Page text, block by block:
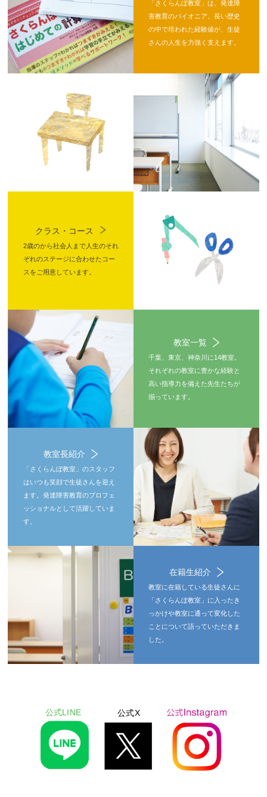
「さくらんぼ教室」は、発達障
害教育のパイオニア。長い歴史
の中で培われた経験値が、生徒
さんの人生を力強く支えます。
クラス・コース
2歳のから社会人まで人生のそれ
ぞれのステージに合わせたコー
スをご用意しています。
教室一覧
千葉、東京、神奈川に14教室。
それぞれの教室に豊かな経験と
高い指導力を備えた先生たちが
揃っています。
教室長紹介
「さくらんぼ教室」のスタッフ
はいつも笑顔で生徒さんを迎え
ます。発達障害教育のプロフェ
ッショナルとして活躍していま
す。
在籍生紹介
教室に在籍している生徒さんに
「さくらんぼ教室」に入ったき
っかけや教室に通って変化した
ことについて語っていただきま
した。